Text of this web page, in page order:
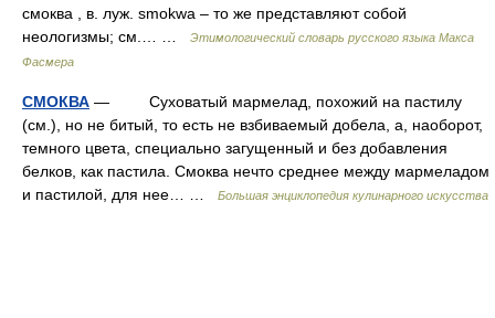
смоква , в. луж. smokwa – то же представляют собой
неологизмы; см.… …
Этимологический словарь русского языка Макса
Фасмера
СМОКВА — Суховатый мармелад, похожий на пастилу
(см.), но не битый, то есть не взбиваемый добела, а, наоборот,
темного цвета, специально загущенный и без добавления
белков, как пастила. Смоква нечто среднее между мармеладом
и пастилой, для нее… …
Большая энциклопедия кулинарного искусства